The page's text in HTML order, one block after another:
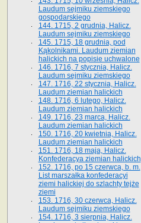
Laudum sejmiku ziemskiego
gospodarskiego
144. 1715, 2 grudnia, Halicz.
Laudum sejmiku ziemskiego
145. 1715, 18 grudnia, pod
Kąkolnikami. Laudum ziemian
halickich na popisie uchwalone
146. 1716, 7 stycznia, Halicz.
Laudum sejmiku ziemskiego
147. 1716, 22 stycznia, Halicz.
Laudum ziemian halickich
148. 1716, 6 lutego, Halicz.
Laudum ziemian halickich
149. 1716, 23 marca, Halicz.
Laudum ziemian halickich
150. 1716, 20 kwietnia, Halicz.
Laudum ziemian halickich
151. 1716, 18 maja, Halicz.
Konfederacya ziemian halickich
152. 1716, po 15 czerwca, b. m.
List marszałka konfederacyi
ziemi halickiej do szlachty tejże
ziemi
153. 1716, 30 czerwca, Halicz.
Laudum sejmiku ziemskiego
154. 1716, 3 sierpnia, Halicz.